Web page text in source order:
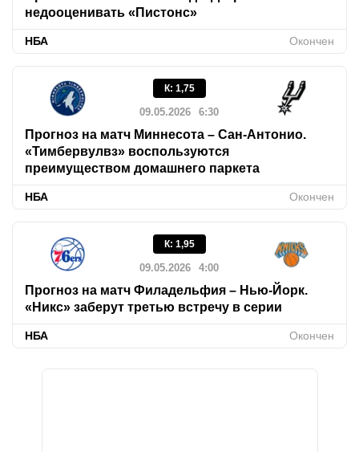
недооценивать «Пистонс»
НБА Окончен
К: 1,75
09.05.2026 6:30
Прогноз на матч Миннесота – Сан-Антонио.
«Тимбервулвз» воспользуются
преимуществом домашнего паркета
НБА Окончен
К: 1,95
09.05.2026 4:00
Прогноз на матч Филадельфия – Нью-Йорк.
«Никс» заберут третью встречу в серии
НБА Окончен